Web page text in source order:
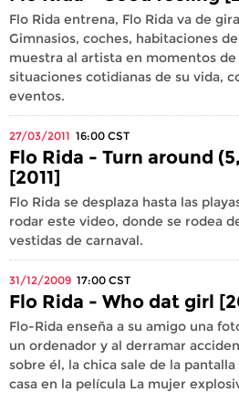
Flo Rida entrena, Flo Rida va de
Gimnasios, coches, habitaciones
muestra al artista en momentos
situaciones cotidianas de su vida,
eventos.
27/03/2011 16:00 CST
Flo Rida - Turn around
[2011]
Flo Rida se desplaza hasta las
rodar este video, donde se rodea
vestidas de carnaval.
31/12/2009 17:00 CST
Flo Rida - Who dat girl
Flo-Rida enseña a su amigo una
un ordenador y al derramar
sobre él, la chica sale de la
casa en la película La mujer